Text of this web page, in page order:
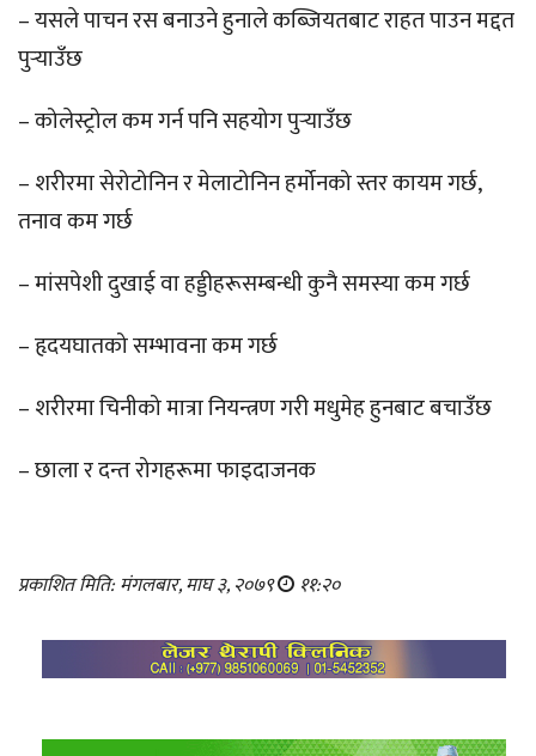
– यसले पाचन रस बनाउने हुनाले कब्जियतबाट राहत पाउन मद्दत
पुर्‍याउँछ
– कोलेस्ट्रोल कम गर्न पनि सहयोग पुर्‍याउँछ
– शरीरमा सेरोटोनिन र मेलाटोनिन हर्मोनको स्तर कायम गर्छ,
तनाव कम गर्छ
– मांसपेशी दुखाई वा हड्डीहरूसम्बन्धी कुनै समस्या कम गर्छ
– हृदयघातको सम्भावना कम गर्छ
– शरीरमा चिनीको मात्रा नियन्त्रण गरी मधुमेह हुनबाट बचाउँछ
– छाला र दन्त रोगहरूमा फाइदाजनक
प्रकाशित मिति: मंगलबार, माघ ३, २०७९ ११:२०